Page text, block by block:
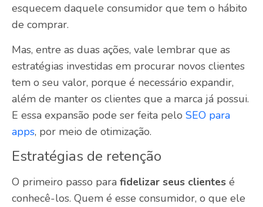
esquecem daquele consumidor que tem o hábito
de comprar.
Mas, entre as duas ações, vale lembrar que as
estratégias investidas em procurar novos clientes
tem o seu valor, porque é necessário expandir,
além de manter os clientes que a marca já possui.
E essa expansão pode ser feita pelo SEO para
apps, por meio de otimização.
Estratégias de retenção
O primeiro passo para fidelizar seus clientes é
conhecê-los. Quem é esse consumidor, o que ele